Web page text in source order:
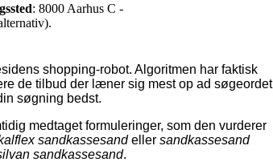
: 8000 Aarhus C -
shopping-robot. Algoritmen har faktisk
de tilbud der læner sig mest op ad søgeordet
søgning bedst.
medtaget formuleringer, som den vurderer
sandkassesandeller sandkassesand
sandkassesand.